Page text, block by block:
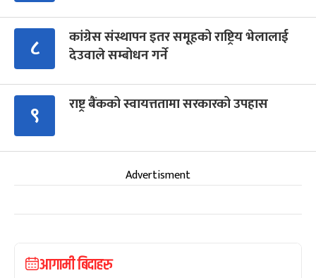
८
कांग्रेस संस्थापन इतर समूहको राष्ट्रिय भेलालाई
देउवाले सम्बोधन गर्ने
९ राष्ट्र बैंकको स्वायत्ततामा सरकारको उपहास
Advertisment
आगामी बिदाहरु